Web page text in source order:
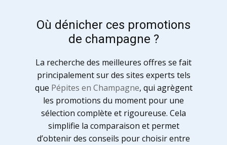
Où dénicher ces promotions
de champagne ?
La recherche des meilleures offres se fait
principalement sur des sites experts tels
que Pépites en Champagne, qui agrègent
les promotions du moment pour une
sélection complète et rigoureuse. Cela
simplifie la comparaison et permet
d’obtenir des conseils pour choisir entre